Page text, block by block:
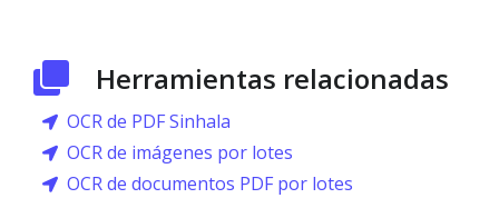
Herramientas relacionadas
OCR de PDF Sinhala
OCR de imágenes por lotes
OCR de documentos PDF por lotes